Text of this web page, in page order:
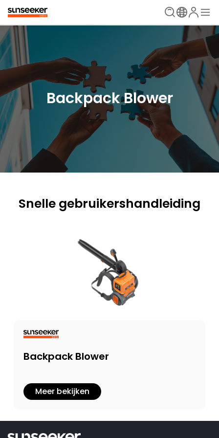
Backpack Blower
Snelle gebruikershandleiding
Backpack Blower
Meer bekijken